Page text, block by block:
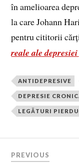
în amelioarea
la care Johann
pentru cititorii
reale ale
ANTIDEPRESIVE
DEPRESIE
LEGĂTURI
PREVIOUS